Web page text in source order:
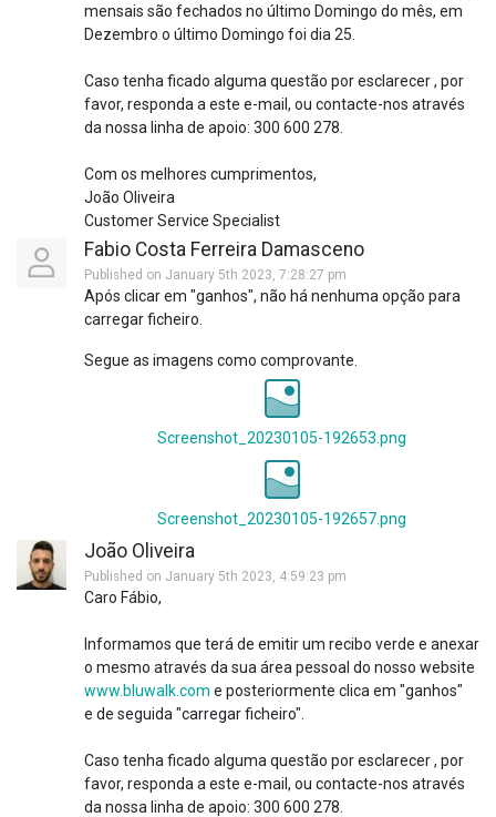
mensais são fechados no último Domingo do mês, em
Dezembro o último Domingo foi dia 25.
Caso tenha ficado alguma questão por esclarecer , por
favor, responda a este e-mail, ou contacte-nos através
da nossa linha de apoio: 300 600 278.
Com os melhores cumprimentos,
João Oliveira
Customer Service Specialist
Fabio Costa Ferreira Damasceno
Published on January 5th 2023, 7:28:27 pm
Após clicar em "ganhos", não há nenhuma opção para
carregar ficheiro.
Segue as imagens como comprovante.
Screenshot_20230105-192653.png
Screenshot_20230105-192657.png
João Oliveira
Published on January 5th 2023, 4:59:23 pm
Caro Fábio,
Informamos que terá de emitir um recibo verde e anexar
o mesmo através da sua área pessoal do nosso website
www.bluwalk.com e posteriormente clica em "ganhos"
e de seguida "carregar ficheiro".
Caso tenha ficado alguma questão por esclarecer , por
favor, responda a este e-mail, ou contacte-nos através
da nossa linha de apoio: 300 600 278.